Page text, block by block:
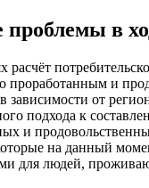
в
расчёт
проработанным и
от
подхода к
и
на данный
для людей,